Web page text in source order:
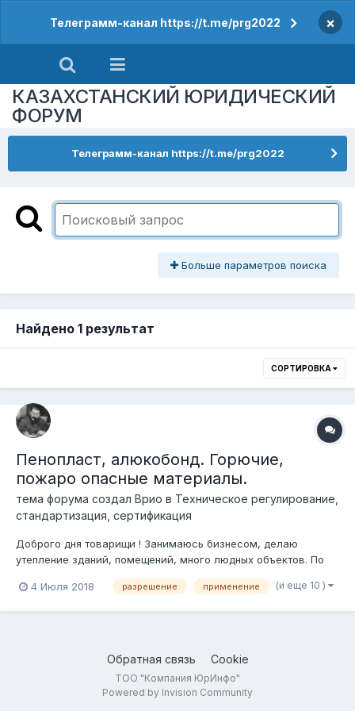
Телеграмм-канал https://t.me/prg2022 ×
КАЗАХСТАНСКИЙ ЮРИДИЧЕСКИЙ
ФОРУМ
Телеграмм-канал https://t.me/prg2022
Больше параметров поиска
Найдено 1 результат
СОРТИРОВКА
Пенопласт, алюкобонд. Горючие,
пожаро опасные материалы.
тема форума создал Врио в Техническое регулирование,
стандартизация, сертификация
Доброго дня товарищи ! Занимаюсь бизнесом, делаю
утепление зданий, помещений, много людных объектов. По
сайдингом из алюкобонда, утеплением из пенопласта, в
4 Июля 2018 разрешение применение (и еще 10 )
Обратная связь Cookie
ТОО "Компания ЮрИнфо"
Powered by Invision Community